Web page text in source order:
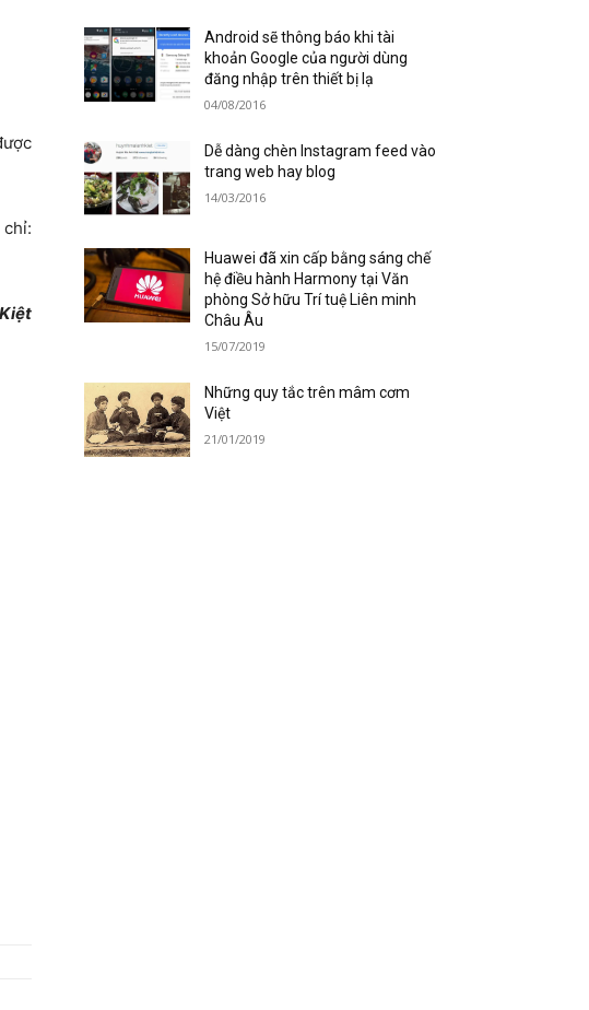
Android sẽ thông báo khi tài
khoản Google của người dùng
đăng nhập trên thiết bị lạ
04/08/2016
Dễ dàng chèn Instagram feed vào
trang web hay blog
14/03/2016
Huawei đã xin cấp bằng sáng chế
hệ điều hành Harmony tại Văn
phòng Sở hữu Trí tuệ Liên minh
Châu Âu
15/07/2019
Những quy tắc trên mâm cơm
Việt
21/01/2019